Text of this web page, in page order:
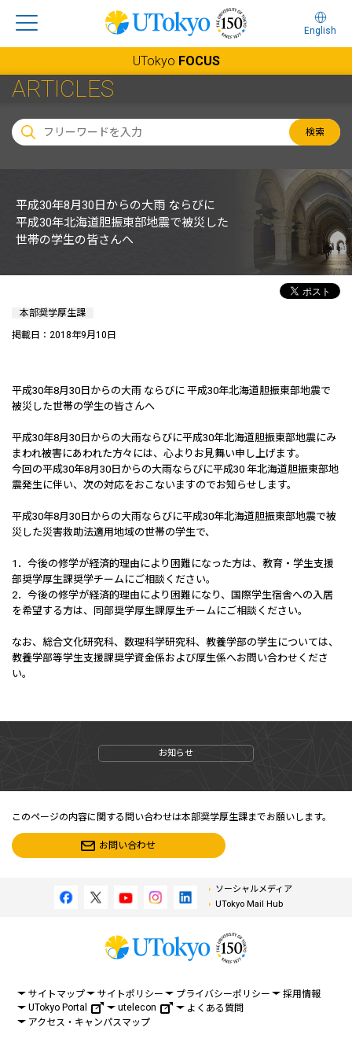
English
UTokyo FOCUS
ARTICLES
検索
平成30年8月30日からの大雨 ならびに
平成30年北海道胆振東部地震で被災した
世帯の学生の皆さんへ
本部奨学厚生課
掲載日：2018年9月10日
平成30年8月30日からの大雨 ならびに 平成30年北海道胆振東部地震で
被災した世帯の学生の皆さんへ
平成30年8月30日からの大雨ならびに平成30年北海道胆振東部地震にみ
まわれ被害にあわれた方々には、心よりお見舞い申し上げます。
今回の平成30年8月30日からの大雨ならびに平成30 年北海道胆振東部地
震発生に伴い、次の対応をおこないますのでお知らせします。
平成30年8月30日からの大雨ならびに平成30年北海道胆振東部地震で被
災した災害救助法適用地域の世帯の学生で、
1．今後の修学が経済的理由により困難になった方は、教育・学生支援
部奨学厚生課奨学チームにご相談ください。
2．今後の修学が経済的理由により困難になり、国際学生宿舎への入居
を希望する方は、同部奨学厚生課厚生チームにご相談ください。
なお、総合文化研究科、数理科学研究科、教養学部の学生については、
教養学部等学生支援課奨学資金係および厚生係へお問い合わせくださ
い。
お知らせ
このページの内容に関する問い合わせは本部奨学厚生課までお願いします。
お問い合わせ
ソーシャルメディア
UTokyo Mail Hub
サイトマップ サイトポリシー プライバシーポリシー
採用情報
UTokyo Portal
utelecon
よくある質問
アクセス・キャンパスマップ